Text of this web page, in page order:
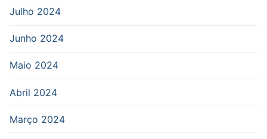
Julho 2024
Junho 2024
Maio 2024
Abril 2024
Março 2024